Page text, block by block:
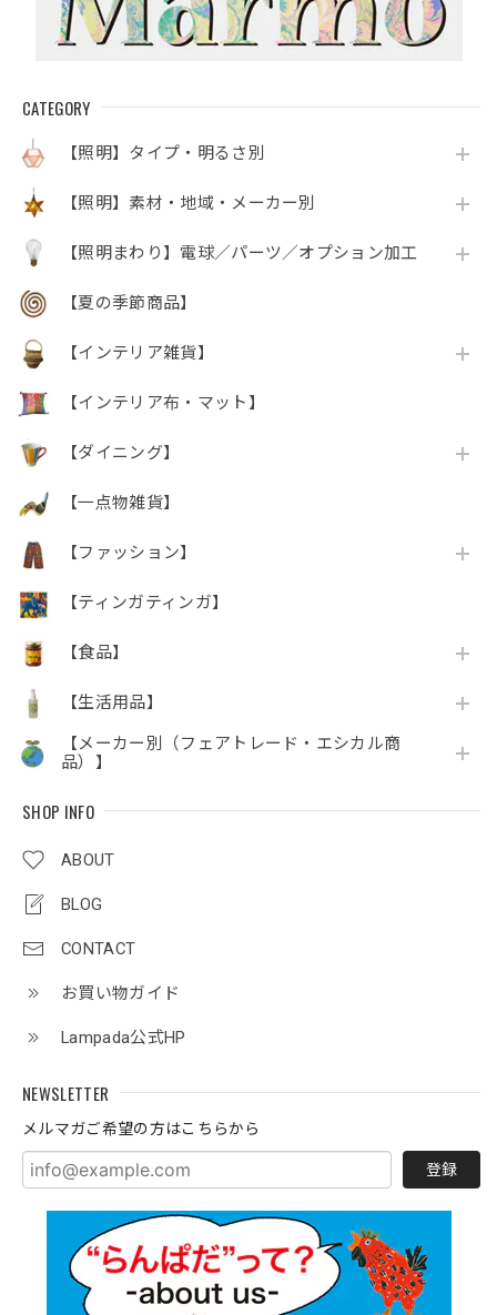
CATEGORY
【照明】タイプ・明るさ別
【照明】素材・地域・メーカー別
【照明まわり】電球／パーツ／オプション加工
【夏の季節商品】
【インテリア雑貨】
【インテリア布・マット】
【ダイニング】
【一点物雑貨】
【ファッション】
【ティンガティンガ】
【食品】
【生活用品】
【メーカー別（フェアトレード・エシカル商
品）】
SHOP INFO
ABOUT
BLOG
CONTACT
お買い物ガイド
Lampada公式HP
NEWSLETTER
メルマガご希望の方はこちらから
登録